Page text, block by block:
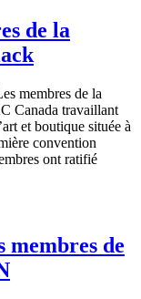
de la
membres de la
Canada travaillant
et boutique située à
convention
ont ratifié
membres de